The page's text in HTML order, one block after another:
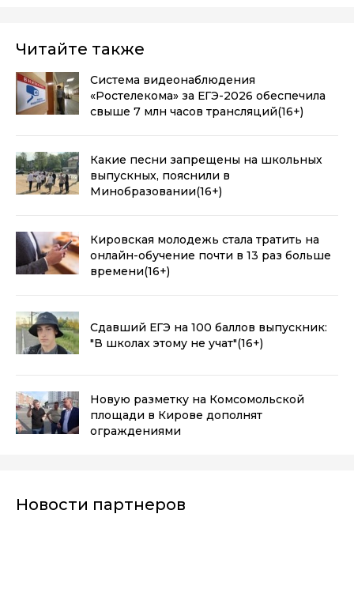
Читайте также
Система видеонаблюдения
«Ростелекома» за ЕГЭ-2026 обеспечила
свыше 7 млн часов трансляций(16+)
Какие песни запрещены на школьных
выпускных, пояснили в
Минобразовании(16+)
Кировская молодежь стала тратить на
онлайн-обучение почти в 13 раз больше
времени(16+)
Сдавший ЕГЭ на 100 баллов выпускник:
"В школах этому не учат"(16+)
Новую разметку на Комсомольской
площади в Кирове дополнят
ограждениями
Новости партнеров